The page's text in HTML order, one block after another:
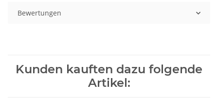
Bewertungen
Kunden kauften dazu folgende
Artikel: